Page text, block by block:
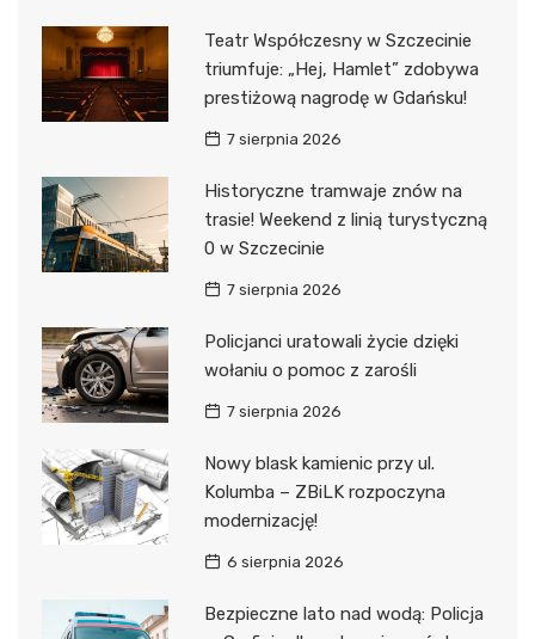
Teatr Współczesny w Szczecinie
triumfuje: „Hej, Hamlet” zdobywa
prestiżową nagrodę w Gdańsku!
7 sierpnia 2026
Historyczne tramwaje znów na
trasie! Weekend z linią turystyczną
0 w Szczecinie
7 sierpnia 2026
Policjanci uratowali życie dzięki
wołaniu o pomoc z zarośli
7 sierpnia 2026
Nowy blask kamienic przy ul.
Kolumba – ZBiLK rozpoczyna
modernizację!
6 sierpnia 2026
Bezpieczne lato nad wodą: Policja